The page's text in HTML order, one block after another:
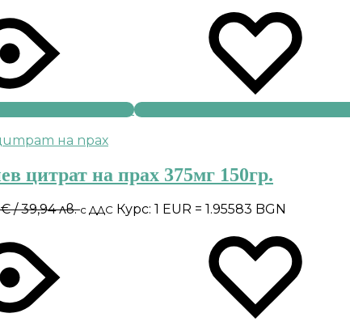
цитрат на прах 375мг 150гр.
€/ 39,94 лв.с ДДС Курс: 1 EUR = 1.95583 BGN